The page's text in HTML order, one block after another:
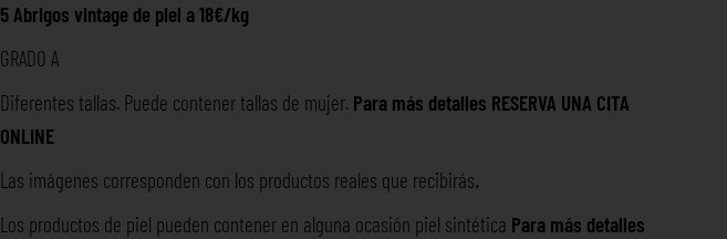
5 Abrigos vintage de piel a 18€/kg
GRADO A
Diferentes tallas. Puede contener tallas de mujer. Para más detalles RESERVA UNA CITA
ONLINE
Las imágenes corresponden con los productos reales que recibirás.
Los productos de piel pueden contener en alguna ocasión piel sintética Para más detalles